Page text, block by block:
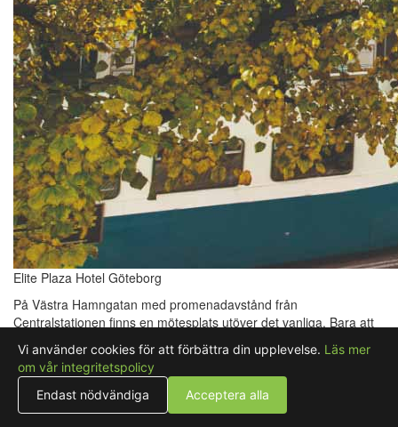
Elite Plaza Hotel Göteborg
På Västra Hamngatan med promenadavstånd från
Centralstationen finns en mötesplats utöver det vanliga. Bara att
gå in genom våra dörrar brukar skapa en wow-effekt och det är
vårt mål att den känslan ska finnas kvar hela dagen. Våra unika
miljöer, fantastiska personal och framförallt vår underbara mat gör
er dag lite extra minnesvärd och väl värt att komma tillbaka till.
Elite Plaza Hotel ligger i en magnifik byggnad med anor från
Vi använder cookies för att förbättra din upplevelse. Läs mer
om vår integritetspolicy
Endast nödvändiga
Acceptera alla